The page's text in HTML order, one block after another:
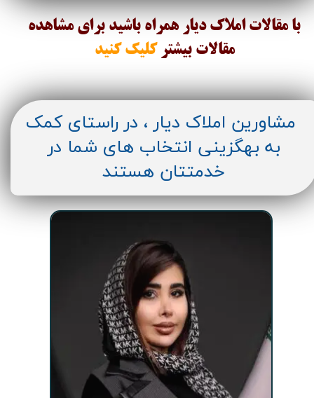
با مقالات املاک دیار همراه باشید برای مشاهده
مقالات بیشتر کلیک کنید
مشاورین املاک دیار ، در راستای کمک
به بهگزینی انتخاب های شما در
خدمتتان هستند